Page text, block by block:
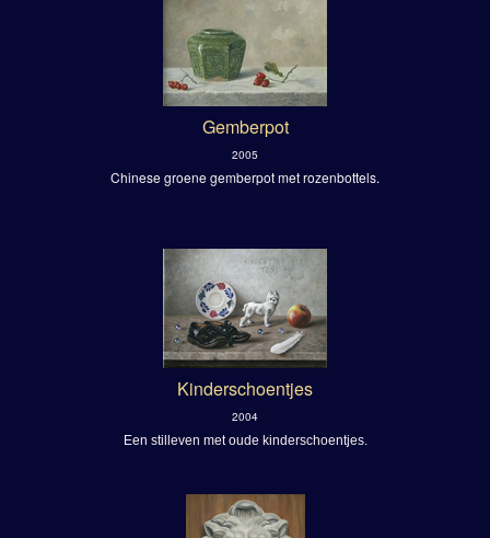
Gemberpot
2005
Chinese groene gemberpot met rozenbottels.
Kinderschoentjes
2004
Een stilleven met oude kinderschoentjes.